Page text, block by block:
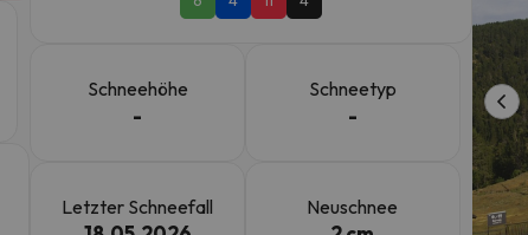
Sobald er seinen Kompass gefunden hat, wird er zurück sein.
Schneehöhe
-
Schneetyp
-
Letzter Schneefall Neuschnee